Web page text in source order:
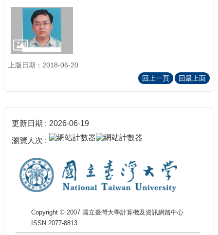
上版日期：2018-06-20
回上一頁
回最上面
更新日期 2026-06-19
瀏覽人次
Copyright © 2007 國立臺灣大學計算機及資訊網路中心
ISSN 2077-8813